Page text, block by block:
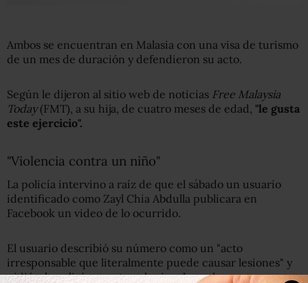
Ambos se encuentran en Malasia con una visa de turismo
de un mes de duración y defendieron su acto.
Según le dijeron al sitio web de noticias Free Malaysia
Today(FMT), a su hija, de cuatro meses de edad, "le gusta
este ejercicio".
"Violencia contra un niño"
La policía intervino a raíz de que el sábado un usuario
identificado como Zayl Chia Abdulla publicara en
Facebook un video de lo ocurrido.
El usuario describió su número como un "acto
irresponsable que literalmente puede causar lesiones" y
pidió a la policía arrestar a los involucrados.